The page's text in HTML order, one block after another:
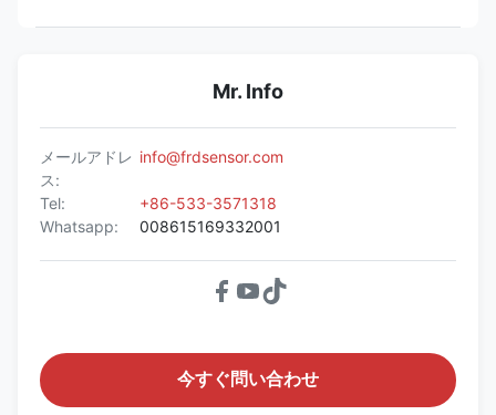
Mr. Info
メールアドレ
ス:
info@frdsensor.com
Tel:
+86-533-3571318
Whatsapp:
008615169332001
今すぐ問い合わせ